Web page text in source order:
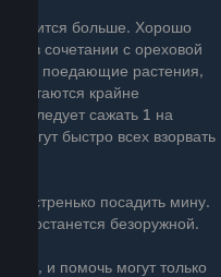
больше. Хорошо
в сочетании с ореховой
либо поедающие растения,
крайне
следует сажать 1 на
быстро всех взорвать
быстренько посадить мину.
и останется безоружной.
и помочь могут только